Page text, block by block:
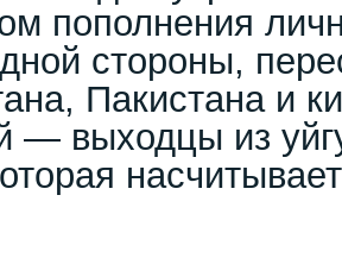
пополнения
стороны,
Пакистана и
— выходцы из